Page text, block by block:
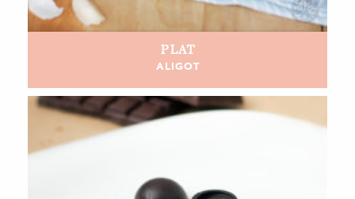
PLAT
ALIGOT